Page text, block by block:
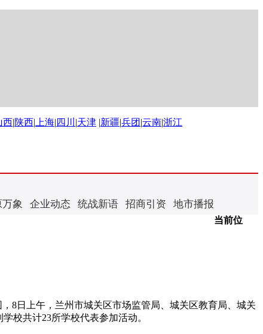
西|陕西| 上海| 四川 |天津 |新疆|兵团 |云南|浙江
万象 企业动态 统战新语 招商引资 地市播报
当前位
日上午，兰州市城关区市场监管局、城关区教育局、城关
校共计23所学校代表参加活动。